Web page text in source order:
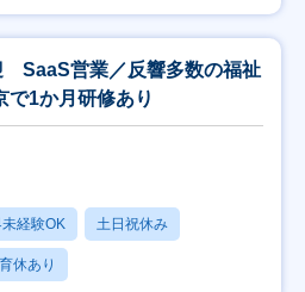
SaaS営業／反響多数の福祉
1か月研修あり
経験OK 土日祝休み
休あり